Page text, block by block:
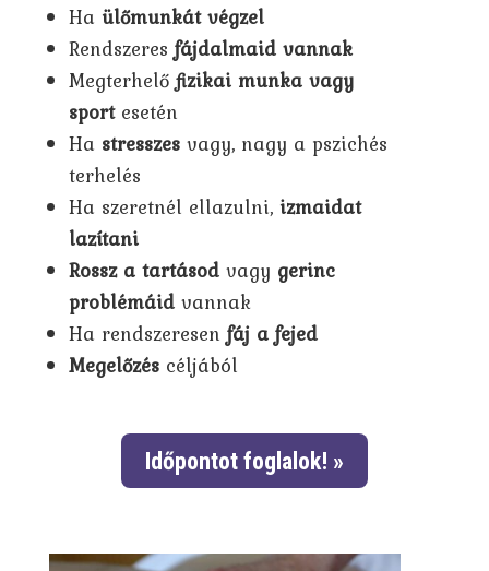
Ha ülőmunkát végzel
Rendszeresfájdalmaid vannak
Megterhelőfizikai munka vagy
sportesetén
Ha stresszesvagy, nagy a pszichés
terhelés
Ha szeretnél ellazulni, izmaidat
lazítani
Rossz a tartásodvagy gerinc
problémáidvannak
Ha rendszeresenfáj a fejed
Megelőzéscéljából
Időpontot foglalok! »